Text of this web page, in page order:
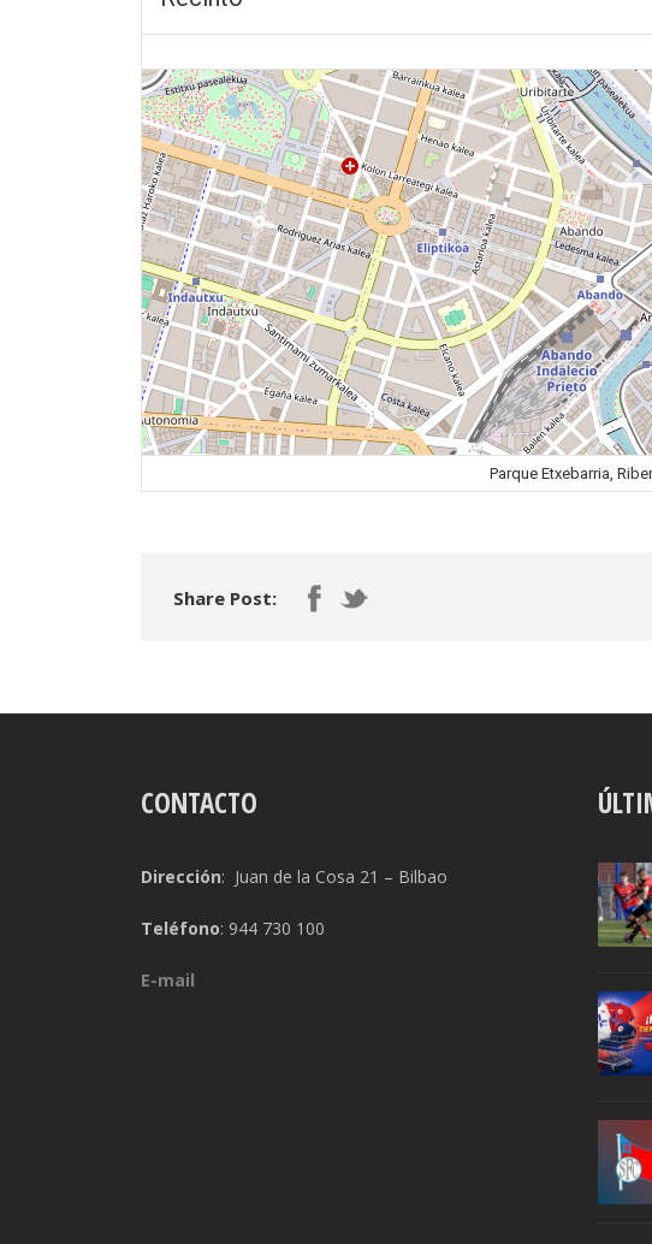
Parque Etxebarria,
Share Post:
CONTACTO
Dirección: Juan de la Cosa 21 – Bilbao
Teléfono: 944 730 100
E-mail